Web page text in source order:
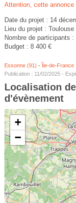
Attention, cette annonce
Date du projet : 14
Lieu du projet : Toulouse
Nombre de participants :
Budget : 8 400 €
Essonne (91) - Île-de-France
Publication : 11/02/2025 -
Localisation
d'évènement
+
−